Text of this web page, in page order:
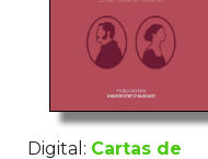
Digital: Cartas de